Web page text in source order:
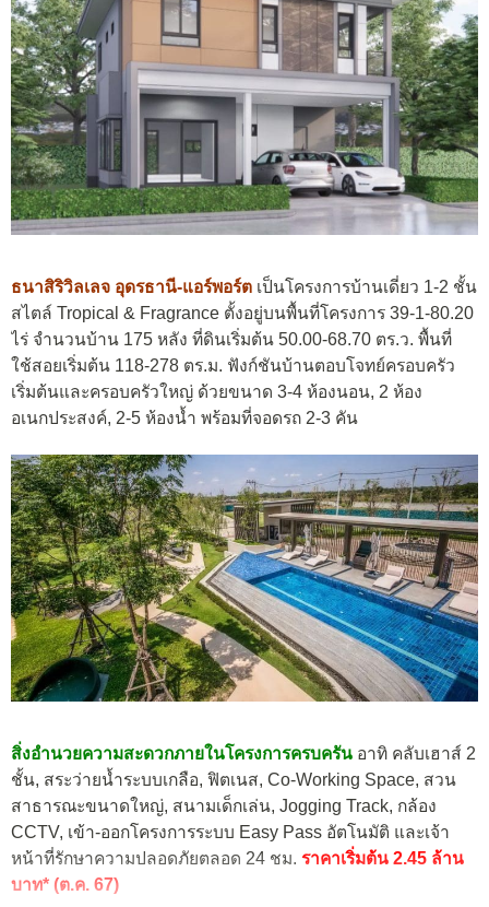
ธนาสิริวิลเลจ อุดรธานี-แอร์พอร์ต เป็นโครงการบ้านเดี่ยว 1-2 ชั้น
สไตล์ Tropical & Fragrance​ ตั้งอยู่บนพื้นที่โครงการ 39-1-80.20
ไร่ จำนวนบ้าน 175 หลัง ที่ดินเริ่มต้น 50.00-68.70 ตร.ว. พื้นที่
ใช้สอยเริ่มต้น 118-278 ตร.ม. ฟังก์ชันบ้านตอบโจทย์ครอบครัว
เริ่มต้นและครอบครัวใหญ่ ด้วยขนาด 3-4 ห้องนอน, 2 ห้อง
อเนกประสงค์, 2-5 ห้องน้ำ พร้อมที่จอดรถ 2-3 คัน
สิ่งอำนวยความสะดวกภายในโครงการครบครัน อาทิ คลับเฮาส์ 2
ชั้น, สระว่ายน้ำระบบเกลือ, ฟิตเนส, Co-Working Space, สวน
สาธารณะขนาดใหญ่, สนามเด็กเล่น, Jogging Track, กล้อง
CCTV, เข้า-ออกโครงการระบบ Easy Pass อัตโนมัติ และเจ้า
หน้าที่รักษาความปลอดภัยตลอด 24 ชม. ราคาเริ่มต้น 2.45 ล้าน
บาท* (ต.ค. 67)